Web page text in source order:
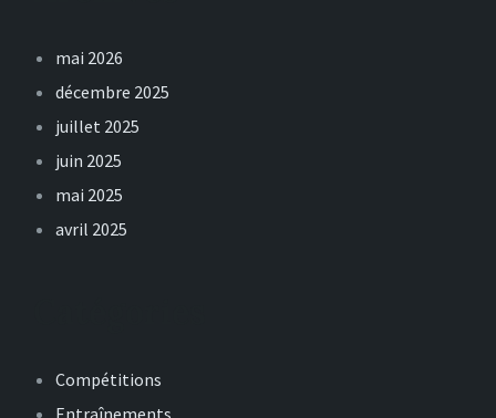
mai 2026
décembre 2025
juillet 2025
juin 2025
mai 2025
avril 2025
Compétitions
Entraînements